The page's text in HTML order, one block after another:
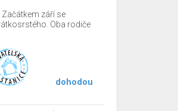
září se
Oba rodiče
dohodou